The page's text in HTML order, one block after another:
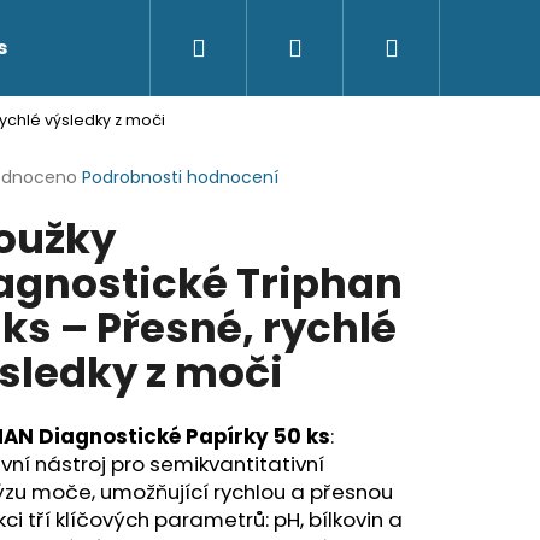
Přihlášení
výsledky z moči
Podrobnosti hodnocení
Triphan
– Přesné, rychlé
z moči
Diagnostické Papírky 50 ks:
nástroj pro semikvantitativní
moče, umožňující rychlou a přesnou
tří klíčových parametrů: pH, bílkovin a